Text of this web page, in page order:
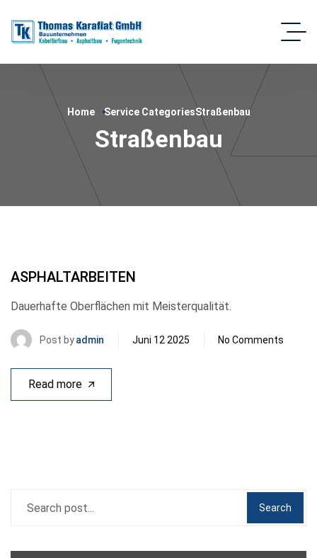
Home Service CategoriesStraßenbau
Straßenbau
ASPHALTARBEITEN
Dauerhafte Oberflächen mit Meisterqualität.
Post byadmin Juni 12 2025 No Comments
Read more
Search